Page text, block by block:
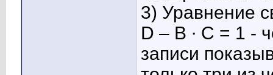
3) Уравнение
D – B ∙ C = 1 -
записи